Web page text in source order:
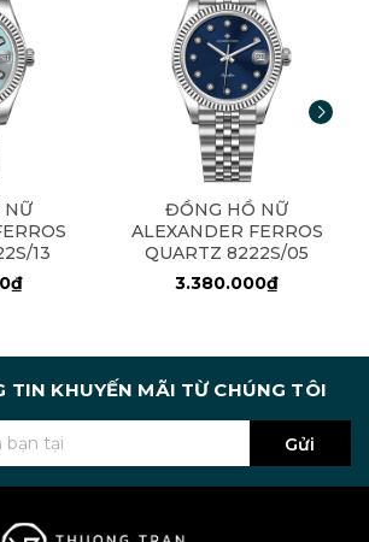
NỮ
13
ĐỒNG HỒ NỮ
ALEXANDER FERROS
QUARTZ 8222S/05
3.380.000₫
TIN KHUYẾN MÃI TỪ CHÚNG TÔI
Gửi